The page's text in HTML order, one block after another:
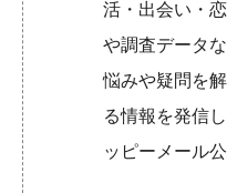
活・出会い・
や調査データ
悩みや疑問を
る情報を発
ッピーメール